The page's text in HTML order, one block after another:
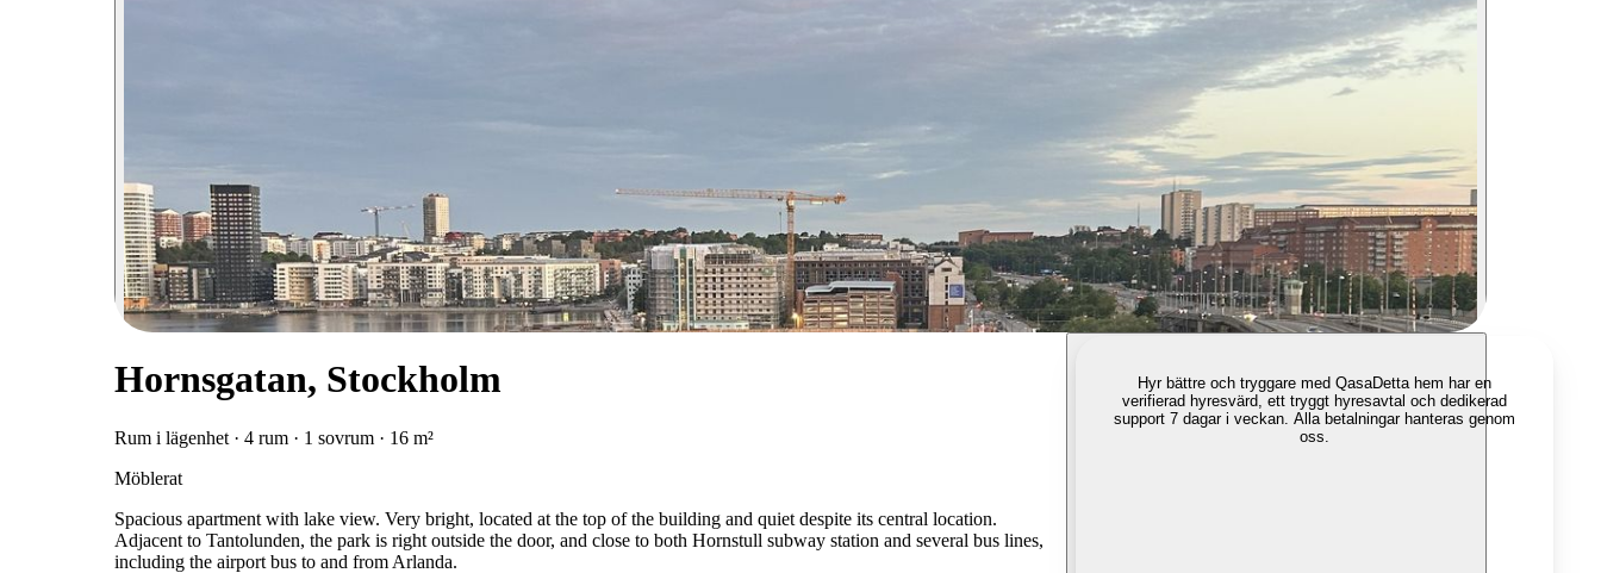
Hornsgatan, Stockholm
Rum i lägenhet · 4 rum · 1 sovrum · 16 m²
Möblerat
Spacious apartment with lake view. Very bright, located at the top of the building and quiet despite its central location.
Adjacent to Tantolunden, the park is right outside the door, and close to both Hornstull subway station and several bus lines,
including the airport bus to and from Arlanda.
Hyr bättre och tryggare med QasaDetta hem har en
verifierad hyresvärd, ett tryggt hyresavtal och dedikerad
support 7 dagar i veckan. Alla betalningar hanteras genom
oss.